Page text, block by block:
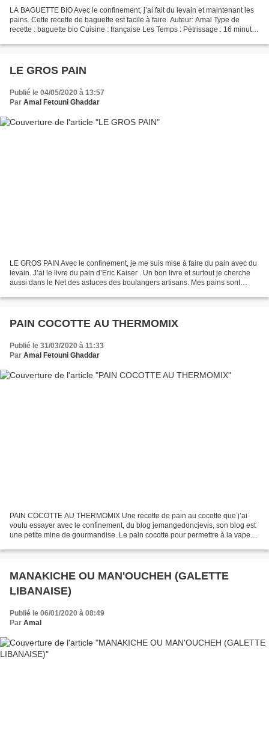
LA BAGUETTE BIO Avec le confinement, j’ai fait du levain et maintenant les
pains. Cette recette de baguette est facile à faire. Auteur: Amal Type de
recette : baguette bio Cuisine : française Les Temps : Pétrissage : 16 minutes
LE GROS PAIN
Publié le 04/05/2020 à 13:57
Par Amal Fetouni Ghaddar
LE GROS PAIN Avec le confinement, je me suis mise à faire du pain avec du
levain. J’ai le livre du pain d’Eric Kaiser
. Un bon livre et surtout je cherche
aussi dans le Net des astuces des boulangers artisans. Mes pains sont
PAIN COCOTTE AU THERMOMIX
Publié le 31/03/2020 à 11:33
Par Amal Fetouni Ghaddar
PAIN COCOTTE AU THERMOMIX Une recette de pain au cocotte que j’ai
voulu essayer avec le confinement, du blog jemangedoncjevis, son blog est
une petite mine de gourmandise. Le pain cocotte pour permettre à la vapeur
MANAKICHE OU MAN'OUCHEH (GALETTE
LIBANAISE)
Publié le 06/01/2020 à 08:49
Par Amal